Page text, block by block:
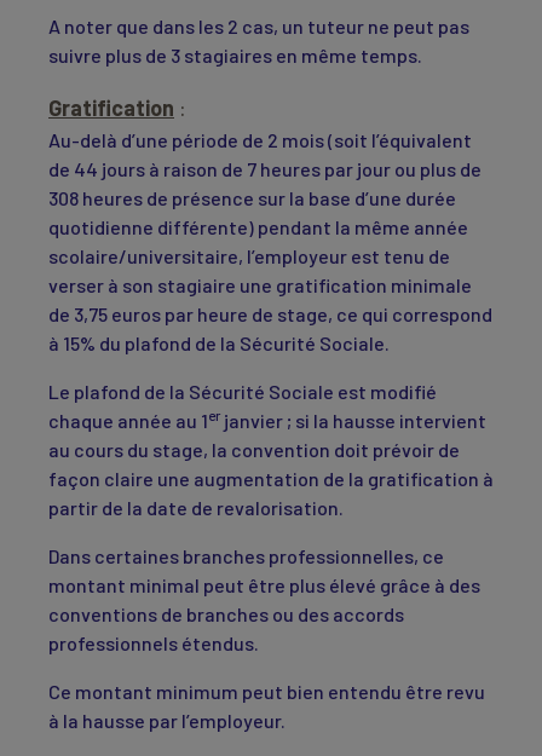
A noter que dans les 2 cas, un tuteur ne peut pas
suivre plus de 3 stagiaires en même temps.
Gratification :
Au-delà d’une période de 2 mois (soit l’équivalent
de 44 jours à raison de 7 heures par jour ou plus de
308 heures de présence sur la base d’une durée
quotidienne différente) pendant la même année
scolaire/universitaire, l’employeur est tenu de
verser à son stagiaire une gratification minimale
de 3,75 euros par heure de stage, ce qui correspond
à 15% du plafond de la Sécurité Sociale.
Le plafond de la Sécurité Sociale est modifié
chaque année au 1er janvier ; si la hausse intervient
au cours du stage, la convention doit prévoir de
façon claire une augmentation de la gratification à
partir de la date de revalorisation.
Dans certaines branches professionnelles, ce
montant minimal peut être plus élevé grâce à des
conventions de branches ou des accords
professionnels étendus.
Ce montant minimum peut bien entendu être revu
à la hausse par l’employeur.